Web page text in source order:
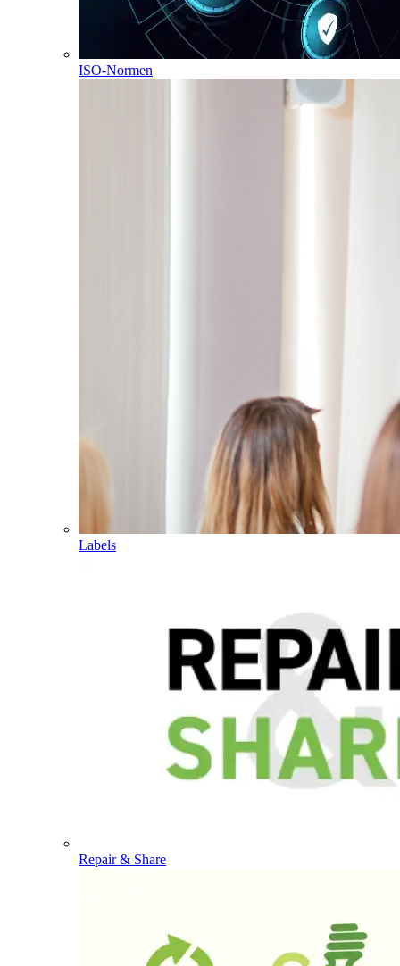
ISO-Normen
Labels
Repair & Share